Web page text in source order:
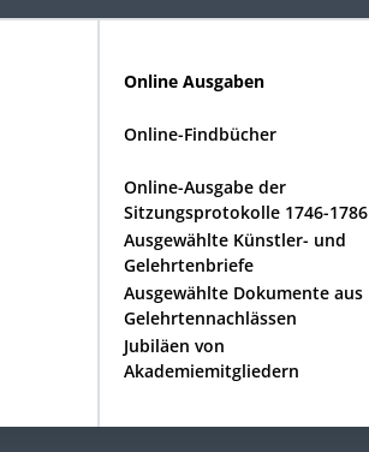
Online Ausgaben
Online-Findbücher
Online-Ausgabe der
Sitzungsprotokolle 1746-1786
Ausgewählte Künstler- und
Gelehrtenbriefe
Ausgewählte Dokumente aus
Gelehrtennachlässen
Jubiläen von
Akademiemitgliedern